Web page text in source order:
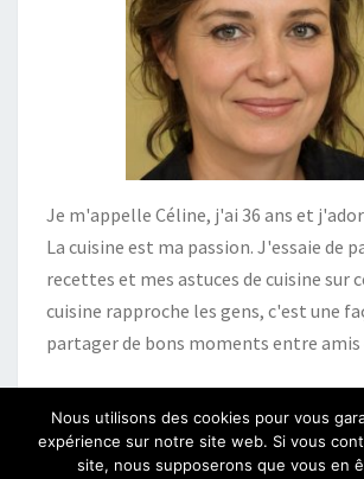
Je m'appelle Céline, j'ai 36 ans et
La cuisine est ma passion. J'essaie de
recettes et mes astuces de cuisine sur
cuisine rapproche les gens, c'est une
partager de bons moments entre
Nous utilisons des cookies pour vous
expérience sur notre site web. Si vous
site, nous supposerons que vous en